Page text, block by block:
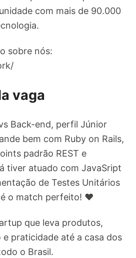
com mais de 90.000
sobre nós:
vaga
Back-end, perfil Júnior
bem com Ruby on Rails,
padrão REST e
tiver atuado com JavaSript
de Testes Unitários
é o match perfeito! ❤️
que leva produtos,
praticidade até a casa dos
o Brasil.